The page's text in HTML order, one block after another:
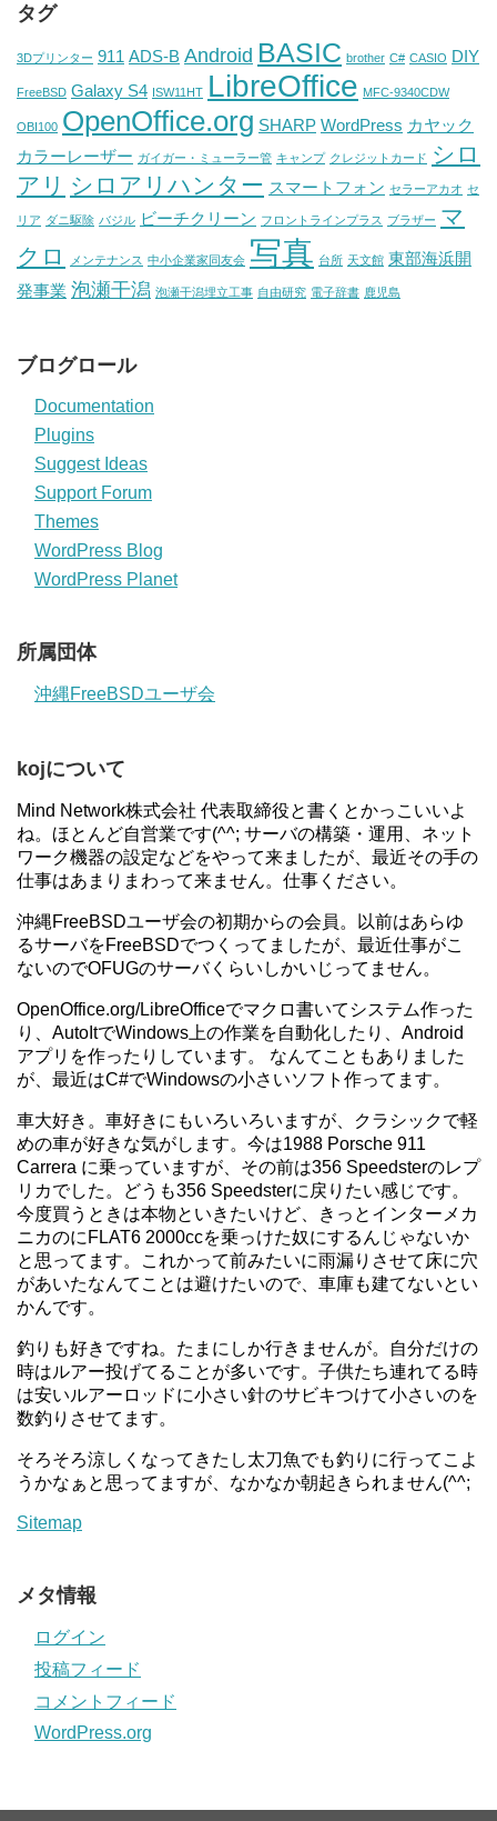
タグ
3Dプリンター 911 ADS-B Android BASIC brother C# CASIO DIY
FreeBSD Galaxy S4 ISW11HT LibreOffice MFC-9340CDW
OBI100 OpenOffice.org SHARP WordPress カヤック
カラーレーザー ガイガー・ミューラー管 キャンプ クレジットカード シロ
アリ シロアリハンター スマートフォン セラーアカオ セ
リア ダニ駆除 バジル ビーチクリーン フロントラインプラス ブラザー マ
クロ
メンテナンス 中小企業家同友会 写真 台所 天文館 東部海浜開
発事業 泡瀬干潟 泡瀬干潟埋立工事 自由研究 電子辞書 鹿児島
ブログロール
Documentation
Plugins
Suggest Ideas
Support Forum
Themes
WordPress Blog
WordPress Planet
所属団体
沖縄FreeBSDユーザ会
kojについて
Mind Network株式会社 代表取締役と書くとかっこいいよ
ね。ほとんど自営業です(^^; サーバの構築・運用、ネット
ワーク機器の設定などをやって来ましたが、最近その手の
仕事はあまりまわって来ません。仕事ください。
沖縄FreeBSDユーザ会の初期からの会員。以前はあらゆ
るサーバをFreeBSDでつくってましたが、最近仕事がこ
ないのでOFUGのサーバくらいしかいじってません。
OpenOffice.org/LibreOfficeでマクロ書いてシステム作った
り、AutoItでWindows上の作業を自動化したり、Android
アプリを作ったりしています。 なんてこともありました
が、最近はC#でWindowsの小さいソフト作ってます。
車大好き。車好きにもいろいろいますが、クラシックで軽
めの車が好きな気がします。今は1988 Porsche 911
Carrera に乗っていますが、その前は356 Speedsterのレプ
リカでした。どうも356 Speedsterに戻りたい感じです。
今度買うときは本物といきたいけど、きっとインターメカ
ニカのにFLAT6 2000ccを乗っけた奴にするんじゃないか
と思ってます。これかって前みたいに雨漏りさせて床に穴
があいたなんてことは避けたいので、車庫も建てないとい
かんです。
釣りも好きですね。たまにしか行きませんが。自分だけの
時はルアー投げてることが多いです。子供たち連れてる時
は安いルアーロッドに小さい針のサビキつけて小さいのを
数釣りさせてます。
そろそろ涼しくなってきたし太刀魚でも釣りに行ってこよ
うかなぁと思ってますが、なかなか朝起きられません(^^;
Sitemap
メタ情報
ログイン
投稿フィード
コメントフィード
WordPress.org